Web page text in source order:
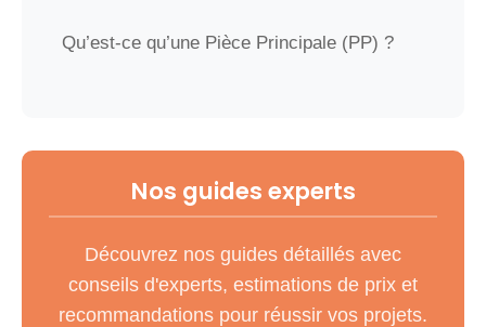
Qu’est-ce qu’une Pièce Principale (PP) ?
Pourquoi un bon dimensionnement en EH
est-il crucial ?
FAQ – Questions fréquentes sur
l’Équivalent Habitant
Nos guides experts
Découvrez nos guides détaillés avec
conseils d'experts, estimations de prix et
recommandations pour réussir vos projets.